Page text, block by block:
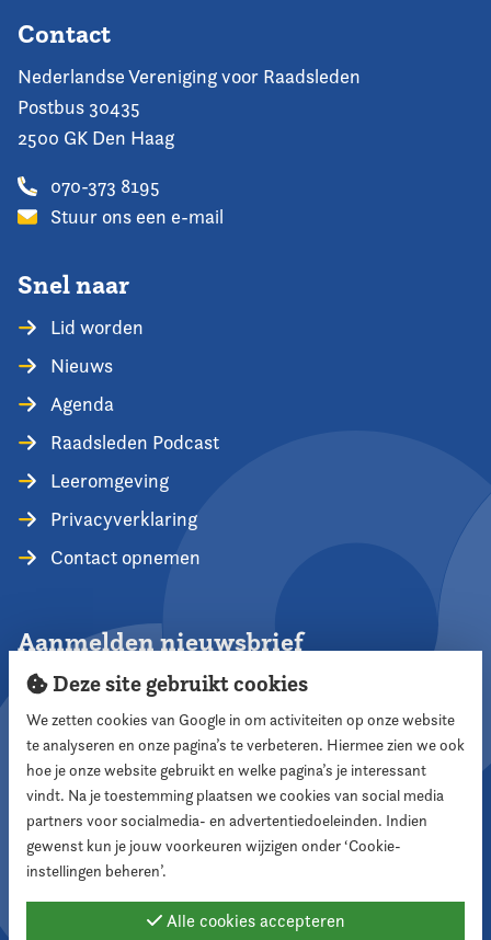
Contact
Nederlandse Vereniging voor Raadsleden
Postbus 30435
2500 GK Den Haag
070-373 8195
Stuur ons een e-mail
Snel naar
Lid worden
Nieuws
Agenda
Raadsleden Podcast
Leeromgeving
Privacyverklaring
Contact opnemen
Aanmelden nieuwsbrief
Aanmelden
Volg ons
Deze site gebruikt cookies
We zetten cookies van Google in om activiteiten op onze website
te analyseren en onze pagina’s te verbeteren. Hiermee zien we ook
hoe je onze website gebruikt en welke pagina’s je interessant
vindt. Na je toestemming plaatsen we cookies van social media
partners voor socialmedia- en advertentiedoeleinden. Indien
gewenst kun je jouw voorkeuren wijzigen onder ‘Cookie-
instellingen beheren’.
Alle cookies accepteren